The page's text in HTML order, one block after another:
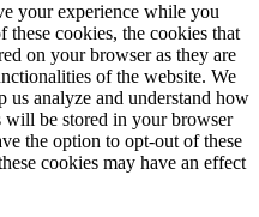
your experience while you
cookies, the cookies that
on your browser as they are
of the website. We
us analyze and understand how
will be stored in your browser
the option to opt-out of these
cookies may have an effect